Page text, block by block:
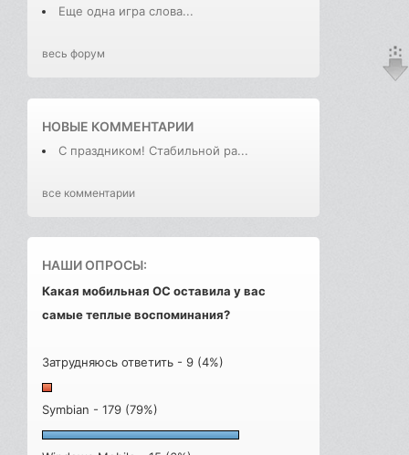
Еще одна игра слова...
весь форум
НОВЫЕ КОММЕНТАРИИ
С праздником! Стабильной ра...
все комментарии
НАШИ ОПРОСЫ:
Какая мобильная ОС оставила у вас
самые теплые воспоминания?
Затрудняюсь ответить - 9 (4%)
Symbian - 179 (79%)